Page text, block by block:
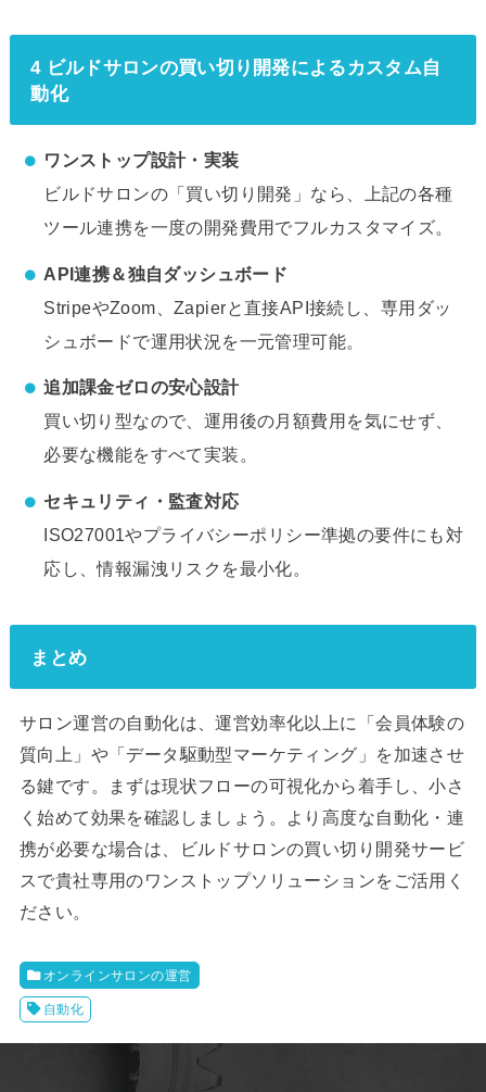
4 ビルドサロンの買い切り開発によるカスタム自
動化
ワンストップ設計・実装
ビルドサロンの「買い切り開発」なら、上記の各種
ツール連携を一度の開発費用でフルカスタマイズ。
API連携＆独自ダッシュボード
StripeやZoom、Zapierと直接API接続し、専用ダッ
シュボードで運用状況を一元管理可能。
追加課金ゼロの安心設計
買い切り型なので、運用後の月額費用を気にせず、
必要な機能をすべて実装。
セキュリティ・監査対応
ISO27001やプライバシーポリシー準拠の要件にも対
応し、情報漏洩リスクを最小化。
まとめ
サロン運営の自動化は、運営効率化以上に「会員体験の
質向上」や「データ駆動型マーケティング」を加速させ
る鍵です。まずは現状フローの可視化から着手し、小さ
く始めて効果を確認しましょう。より高度な自動化・連
携が必要な場合は、ビルドサロンの買い切り開発サービ
スで貴社専用のワンストップソリューションをご活用く
ださい。
オンラインサロンの運営
自動化